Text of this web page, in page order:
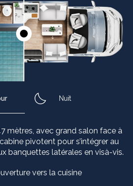
Nuit
mètres, avec grand salon face à
pivotent pour s’intégrer au
banquettes latérales en visà-vis.
vers la cuisine